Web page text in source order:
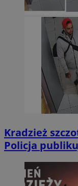
Kradzież
Policja